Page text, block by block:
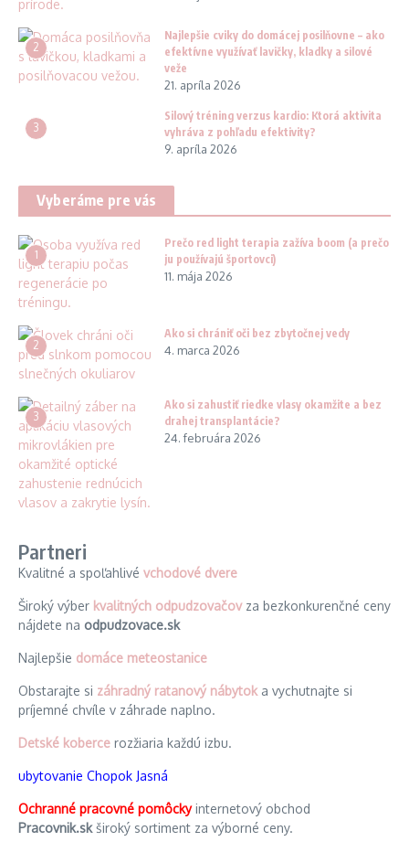
2
Najlepšie cviky do domácej posilňovne – ako
efektívne využívať lavičky, kladky a silové
veže
21. apríla 2026
3
Silový tréning verzus kardio: Ktorá aktivita
vyhráva z pohľadu efektivity?
9. apríla 2026
Vyberáme pre vás
1
Prečo red light terapia zažíva boom (a prečo
ju používajú športovci)
11. mája 2026
2
Ako si chrániť oči bez zbytočnej vedy
4. marca 2026
3
Ako si zahustiť riedke vlasy okamžite a bez
drahej transplantácie?
24. februára 2026
Partneri
Kvalitné a spoľahlivé vchodové dvere
Široký výber kvalitných odpudzovačovza bezkonkurenčné ceny
nájdete na odpudzovace.sk
Najlepšie domáce meteostanice
Obstarajte si záhradný ratanový nábytok a vychutnajte si
príjemné chvíle v záhrade naplno.
Detské koberce rozžiaria každú izbu.
ubytovanie Chopok Jasná
Ochranné pracovné pomôckyinternetový obchod
Pracovnik.skširoký sortiment za výborné ceny.